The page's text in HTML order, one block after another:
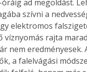
ad megoldást.
szívni a
elektromos
rajta
nem eredményesek.
a falelvágási